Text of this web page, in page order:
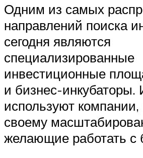
Одним из самых
направлений поиска
сегодня являются
специализированные
инвестиционные
и бизнес-инкубаторы.
используют компании,
своему
желающие работать с